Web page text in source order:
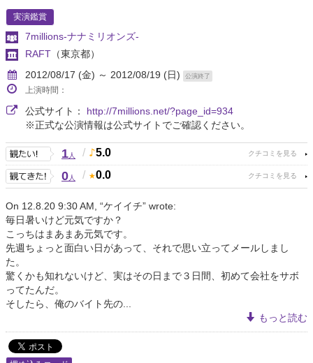
実演鑑賞
7millions-ナナミリオンズ-
RAFT （東京都）
2012/08/17 (金) ～ 2012/08/19 (日)
公演終了
上演時間：
公式サイト： http://7millions.net/?page_id=934
※正式な公演情報は公式サイトでご確認ください。
1人 / 5.0
0人 / 0.0
On 12.8.20 9:30 AM, “ケイイチ” wrote:
毎日暑いけど元気ですか？
こっちはまあまあ元気です。
先週ちょっと面白い日があって、それで思い立ってメールしまし
た。
驚くかも知れないけど、実はその日まで３日間、初めて会社をサボ
ってたんだ。
そしたら、俺のバイト先の...
もっと読む